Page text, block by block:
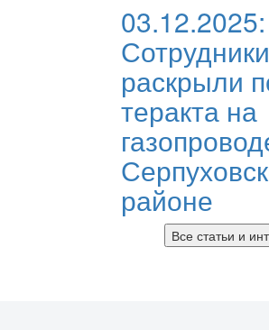
03.12.2025:
раскрыли
теракта на
районе
Все статьи и